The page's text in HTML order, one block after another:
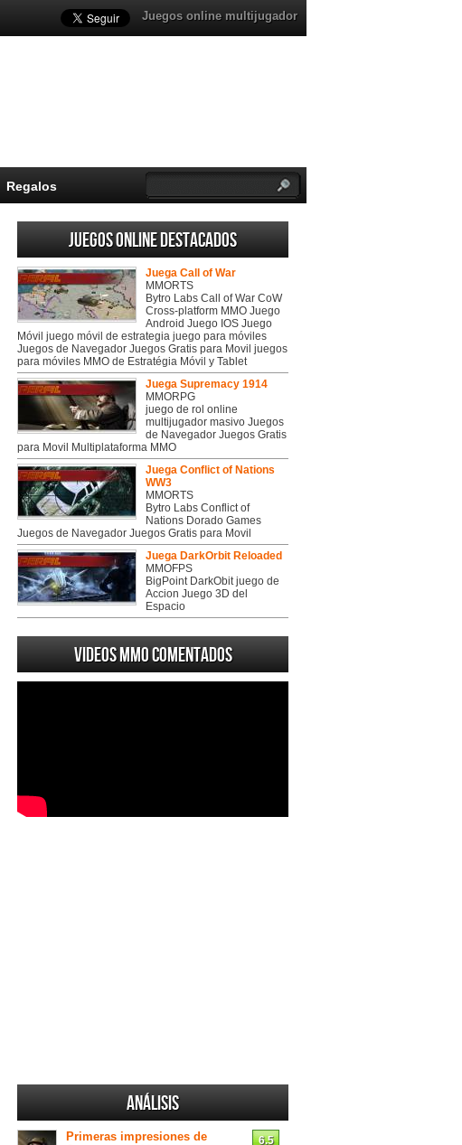
Juegos online multijugador
Regalos
Juegos online destacados
Juega Call of War
MMORTS
Bytro Labs Call of War CoW
Cross-platform MMO Juego
Android Juego IOS Juego
Móvil juego móvil de estrategia juego para móviles
Juegos de Navegador Juegos Gratis para Movil juegos
para móviles MMO de Estratégia Móvil y Tablet
Juega Supremacy 1914
MMORPG
juego de rol online
multijugador masivo Juegos
de Navegador Juegos Gratis
para Movil Multiplataforma MMO
Juega Conflict of Nations
WW3
MMORTS
Bytro Labs Conflict of
Nations Dorado Games
Juegos de Navegador Juegos Gratis para Movil
Juega DarkOrbit Reloaded
MMOFPS
BigPoint DarkObit juego de
Accion Juego 3D del
Espacio
Videos MMO Comentados
Análisis
Primeras impresiones de
6.5